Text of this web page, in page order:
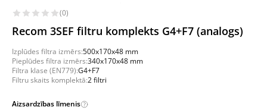
(0)
Recom 3SEF filtru komplekts G4+F7 (analogs)
Izplūdes filtra izmērs:500x170x48 mm
Pieplūdes filtra izmērs:340x170x48 mm
Filtra klase (EN779):G4+F7
Filtru skaits komplektā:2 filtri
Aizsardzības līmenis